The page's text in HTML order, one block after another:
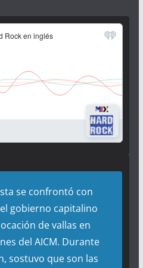
se confrontó con
gobierno capitalino
de vallas en
del AICM. Durante
sostuvo que son las